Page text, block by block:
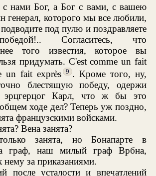
с нами Бог, а Бог с вами, с вашею
генерал, которого мы все любили,
под пулю и поздравляете
Согласитесь, что
того известия, которое вы
придумать. C'est comme un fait
un fait exprès
9 . Кроме того, ну,
блестящую победу, одержи
эрцгерцог Карл, что ж бы это
ходе дел? Теперь уж поздно,
французскими войсками.
Вена занята?
занята, но Бонапарте в
граф, наш милый граф Врбна,
нему за приказаниями.
после усталости и впечатлений